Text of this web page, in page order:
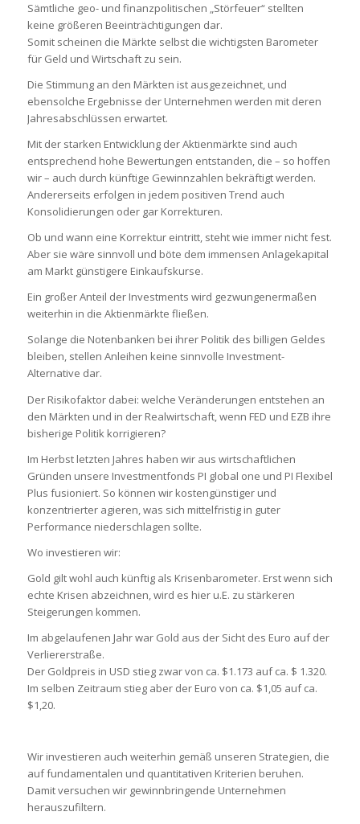
Sämtliche geo- und finanzpolitischen „Störfeuer“ stellten
keine größeren Beeinträchtigungen dar.
Somit scheinen die Märkte selbst die wichtigsten Barometer
für Geld und Wirtschaft zu sein.
Die Stimmung an den Märkten ist ausgezeichnet, und
ebensolche Ergebnisse der Unternehmen werden mit deren
Jahresabschlüssen erwartet.
Mit der starken Entwicklung der Aktienmärkte sind auch
entsprechend hohe Bewertungen entstanden, die – so hoffen
wir – auch durch künftige Gewinnzahlen bekräftigt werden.
Andererseits erfolgen in jedem positiven Trend auch
Konsolidierungen oder gar Korrekturen.
Ob und wann eine Korrektur eintritt, steht wie immer nicht fest.
Aber sie wäre sinnvoll und böte dem immensen Anlagekapital
am Markt günstigere Einkaufskurse.
Ein großer Anteil der Investments wird gezwungenermaßen
weiterhin in die Aktienmärkte fließen.
Solange die Notenbanken bei ihrer Politik des billigen Geldes
bleiben, stellen Anleihen keine sinnvolle Investment-
Alternative dar.
Der Risikofaktor dabei: welche Veränderungen entstehen an
den Märkten und in der Realwirtschaft, wenn FED und EZB ihre
bisherige Politik korrigieren?
Im Herbst letzten Jahres haben wir aus wirtschaftlichen
Gründen unsere Investmentfonds PI global one und PI Flexibel
Plus fusioniert. So können wir kostengünstiger und
konzentrierter agieren, was sich mittelfristig in guter
Performance niederschlagen sollte.
Wo investieren wir:
Gold gilt wohl auch künftig als Krisenbarometer. Erst wenn sich
echte Krisen abzeichnen, wird es hier u.E. zu stärkeren
Steigerungen kommen.
Im abgelaufenen Jahr war Gold aus der Sicht des Euro auf der
Verliererstraße.
Der Goldpreis in USD stieg zwar von ca. $1.173 auf ca. $ 1.320.
Im selben Zeitraum stieg aber der Euro von ca. $1,05 auf ca.
$1,20.
Wir investieren auch weiterhin gemäß unseren Strategien, die
auf fundamentalen und quantitativen Kriterien beruhen.
Damit versuchen wir gewinnbringende Unternehmen
herauszufiltern.